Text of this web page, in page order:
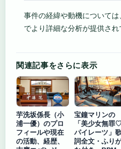
事件の経緯や動機については
でより詳細な分析が提供され
関連記事をさらに表示
芋洗坂係長（小
浦一優）のプロ
フィールや現在
の活動、経歴、
宝鐘マリンの
「美少女無罪♡
パイレーツ」
詞全文・ふり